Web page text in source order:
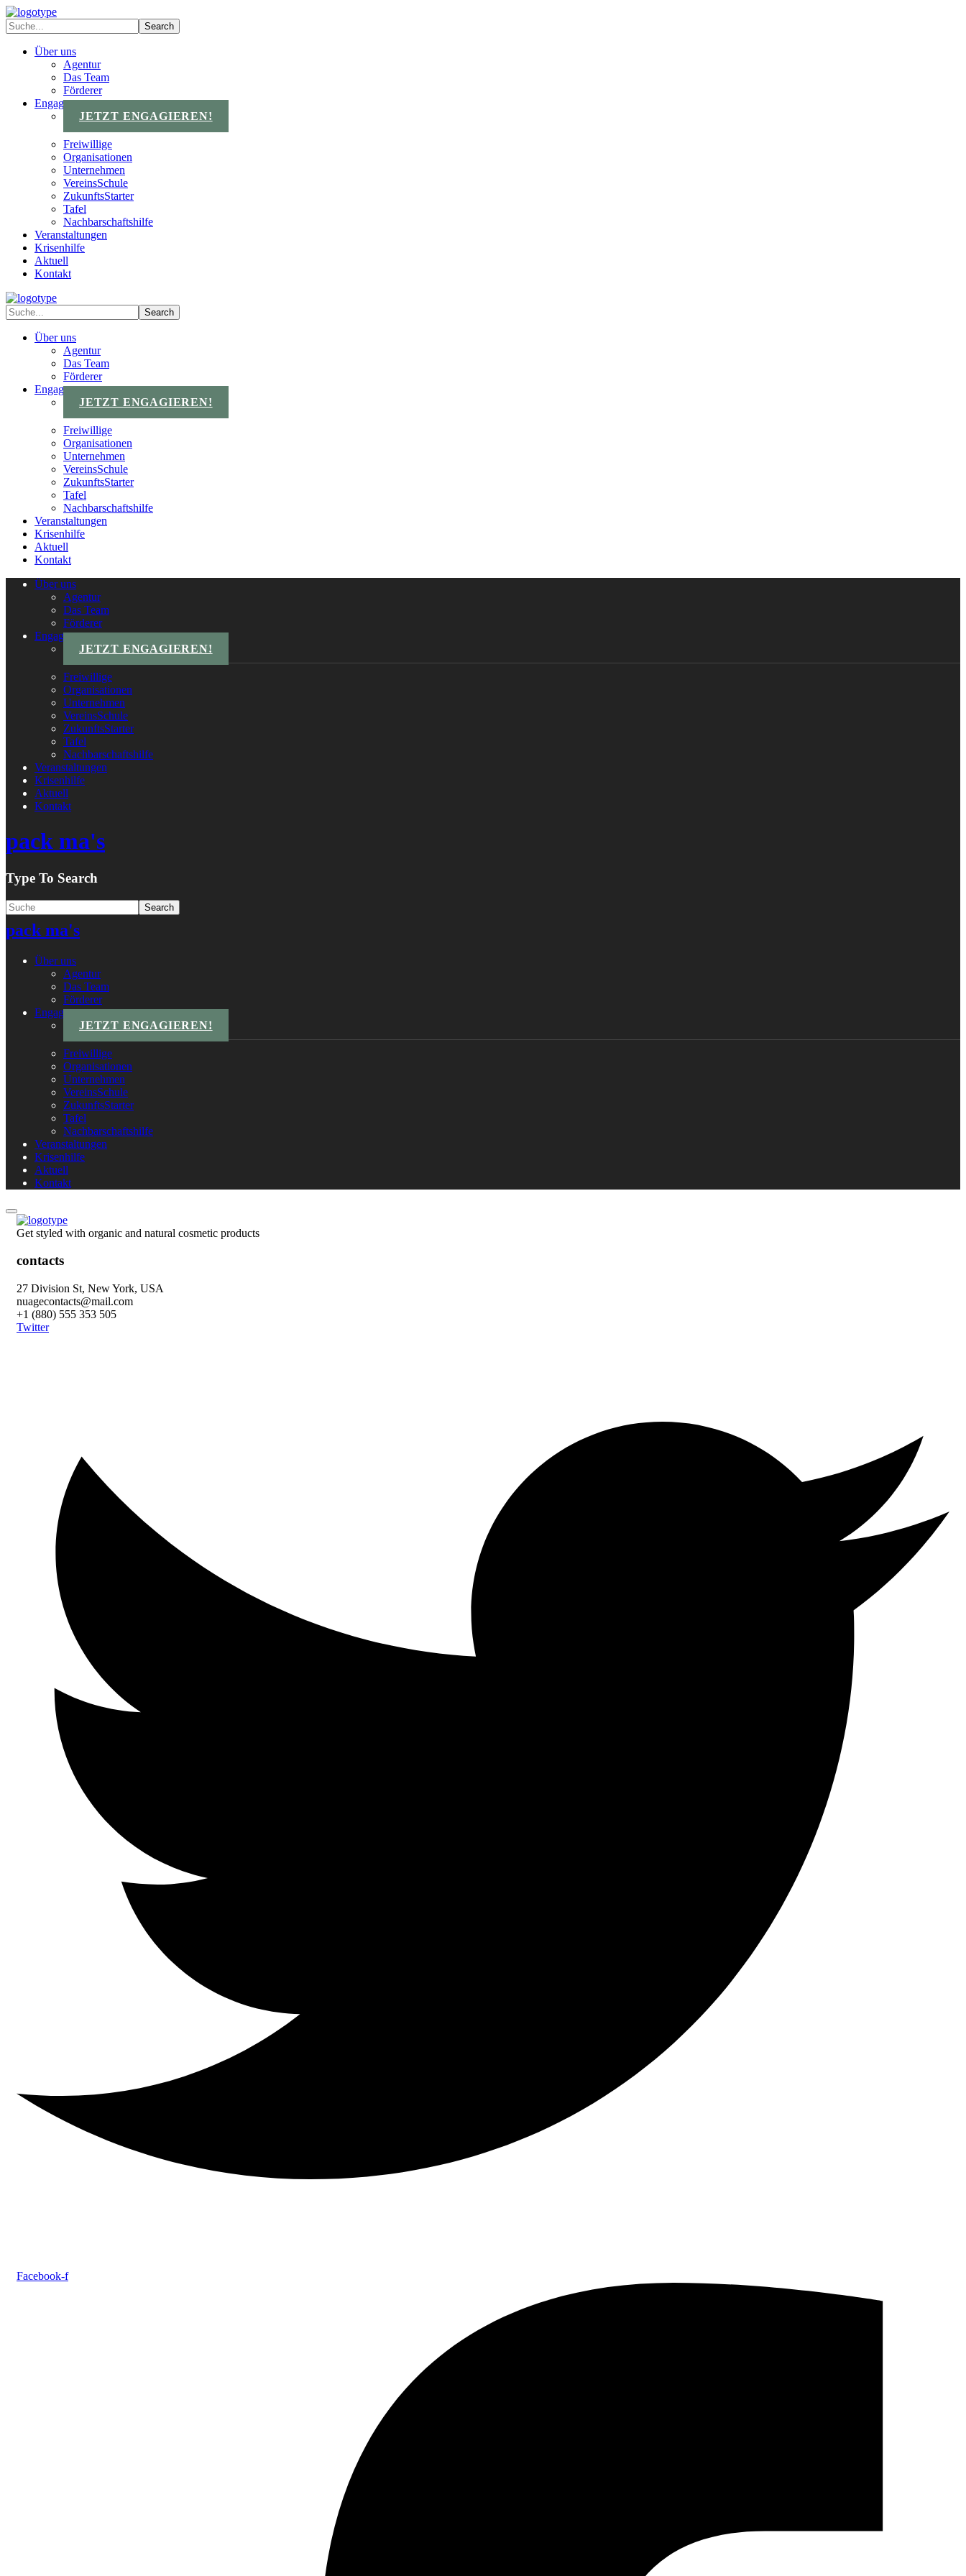
Über uns
Agentur
Das Team
Förderer
Engagements
JETZT ENGAGIEREN!
Freiwillige
Organisationen
Unternehmen
VereinsSchule
ZukunftsStarter
Tafel
Nachbarschaftshilfe
Veranstaltungen
Krisenhilfe
Aktuell
Kontakt
Über uns
Agentur
Das Team
Förderer
Engagements
JETZT ENGAGIEREN!
Freiwillige
Organisationen
Unternehmen
VereinsSchule
ZukunftsStarter
Tafel
Nachbarschaftshilfe
Veranstaltungen
Krisenhilfe
Aktuell
Kontakt
Über uns
Agentur
Das Team
Förderer
Engagements
JETZT ENGAGIEREN!
Freiwillige
Organisationen
Unternehmen
VereinsSchule
ZukunftsStarter
Tafel
Nachbarschaftshilfe
Veranstaltungen
Krisenhilfe
Aktuell
Kontakt
pack ma's
Type To Search
pack ma's
Über uns
Agentur
Das Team
Förderer
Engagements
JETZT ENGAGIEREN!
Freiwillige
Organisationen
Unternehmen
VereinsSchule
ZukunftsStarter
Tafel
Nachbarschaftshilfe
Veranstaltungen
Krisenhilfe
Aktuell
Kontakt
Get styled with organic and natural cosmetic products
contacts
27 Division St, New York, USA
nuagecontacts@mail.com
+1 (880) 555 353 505
Twitter
Facebook-f